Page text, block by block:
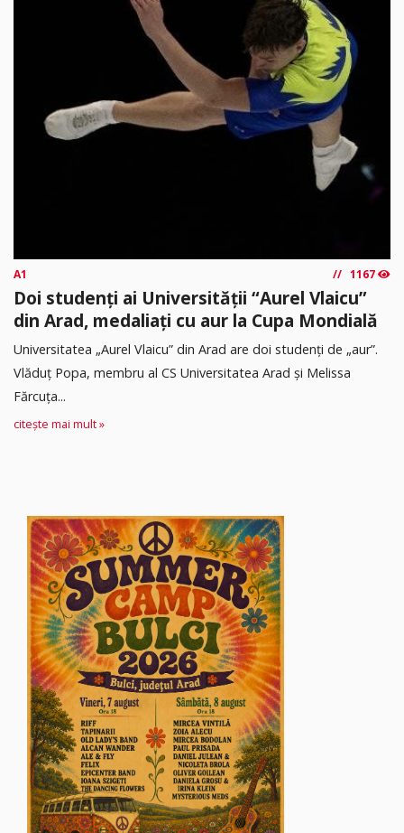
A1 1167
Doi studenți ai Universității “Aurel Vlaicu”
din Arad, medaliați cu aur la Cupa Mondială
Universitatea „Aurel Vlaicu” din Arad are doi studenți de „aur”.
Vlăduț Popa, membru al CS Universitatea Arad și Melissa
Fărcuța...
citește mai mult »